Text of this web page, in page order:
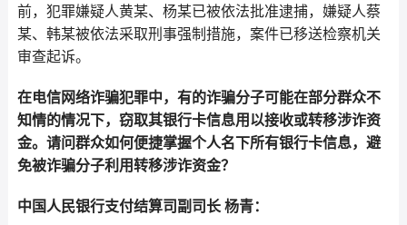
前，犯罪嫌疑人黄某、杨某已被依法批准逮捕，嫌疑人蔡
某、韩某被依法采取刑事强制措施，案件已移送检察机关
审查起诉。
在电信网络诈骗犯罪中，有的诈骗分子可能在部分群众不
知情的情况下，窃取其银行卡信息用以接收或转移涉诈资
金。请问群众如何便捷掌握个人名下所有银行卡信息，避
免被诈骗分子利用转移涉诈资金？
中国人民银行支付结算司副司长 杨青：